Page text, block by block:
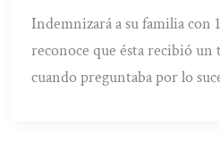
Indemnizará a su familia con
reconoce que ésta recibió un
cuando preguntaba por lo